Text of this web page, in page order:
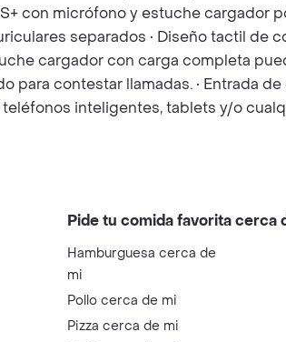
con micrófono y estuche cargador
separados • Diseño tactil de
cargador con carga completa
contestar llamadas. • Entrada de
inteligentes, tablets y/o
Pide tu comida favorita cerca
Hamburguesa cerca de
mi
Pollo cerca de mi
Pizza cerca de mi